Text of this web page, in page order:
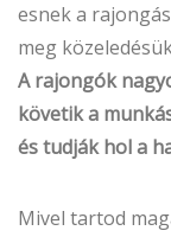
esnek a
meg
A rajongók
követik a
és tudják hol a
Mivel tartod